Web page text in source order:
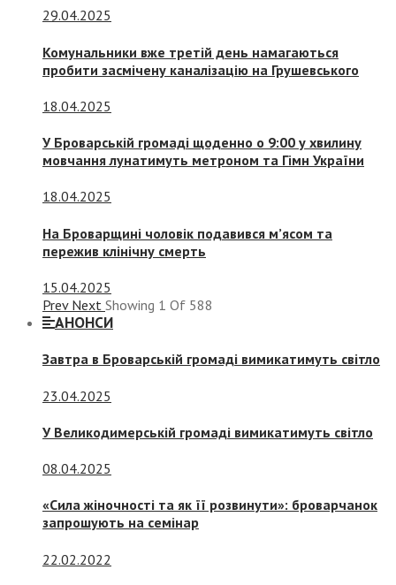
29.04.2025
Комунальники вже третій день намагаються
пробити засмічену каналізацію на Грушевського
18.04.2025
У Броварській громаді щоденно о 9:00 у хвилину
мовчання лунатимуть метроном та Гімн України
18.04.2025
На Броварщині чоловік подавився м’ясом та
пережив клінічну смерть
15.04.2025
Prev Next Showing 1 Of 588
АНОНСИ
Завтра в Броварській громаді вимикатимуть світло
23.04.2025
У Великодимерській громаді вимикатимуть світло
08.04.2025
«Сила жіночності та як її розвинути»: броварчанок
запрошують на семінар
22.02.2022